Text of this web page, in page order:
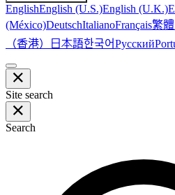
EnglishEnglish (U.S.)English (U.K.)
(México)DeutschItalianoFrançais繁
（香港） 日本語한국어Русский
Site search
Search